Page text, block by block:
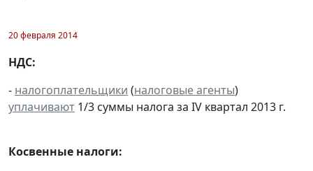
20 февраля 2014
НДС:
- налогоплательщики (налоговые агенты)
уплачивают 1/3 суммы налога за IV квартал 2013 г.
Косвенные налоги: